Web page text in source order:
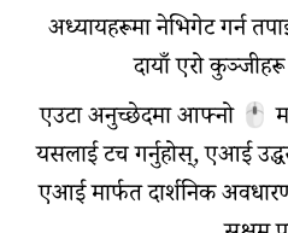
अध्यायहरूमा नेभिगेट गर्न
दायाँ एरो कुञ्जीहरू
एउटा अनुच्छेदमा आफ्नो 🖱️
यसलाई टच गर्नुहोस्, एआई
एआई मार्फत दार्शनिक